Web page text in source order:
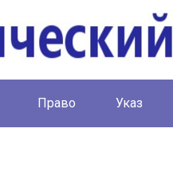
Право Указ